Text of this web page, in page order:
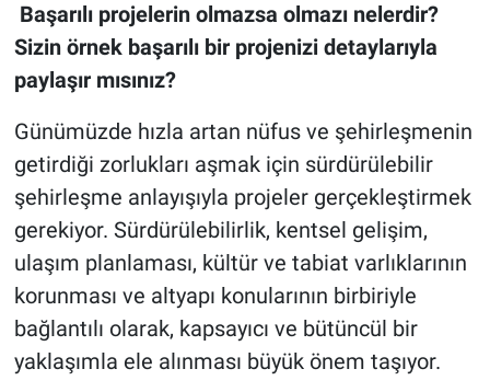
Başarılı projelerin olmazsa olmazı nelerdir?
Sizin örnek başarılı bir projenizi detaylarıyla
paylaşır mısınız?
Günümüzde hızla artan nüfus ve şehirleşmenin
getirdiği zorlukları aşmak için sürdürülebilir
şehirleşme anlayışıyla projeler gerçekleştirmek
gerekiyor. Sürdürülebilirlik, kentsel gelişim,
ulaşım planlaması, kültür ve tabiat varlıklarının
korunması ve altyapı konularının birbiriyle
bağlantılı olarak, kapsayıcı ve bütüncül bir
yaklaşımla ele alınması büyük önem taşıyor.